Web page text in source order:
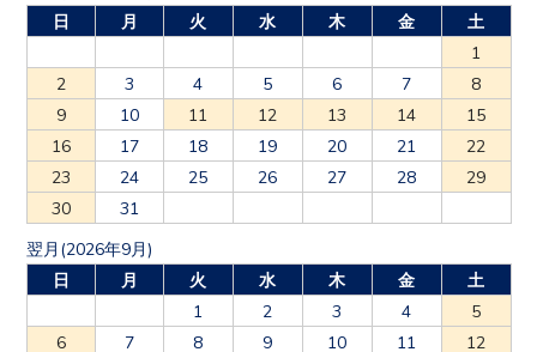
日
月 火 水 木 金
土
1
2
3 4 5 6 7
8
9
10 11 12 13 14
15
16
17 18 19 20 21
22
23
24 25 26 27 28
29
30
31
翌月(2026年9月)
日
月 火 水 木 金
土
1
2 3 4
5
6
7 8 9 10 11
12